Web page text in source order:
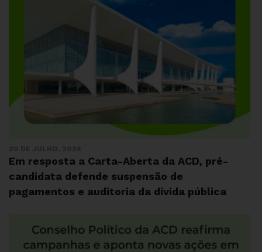
Em resposta a Carta-Aberta da ACD, pré-
candidata defende suspensão de
pagamentos e auditoria da dívida pública